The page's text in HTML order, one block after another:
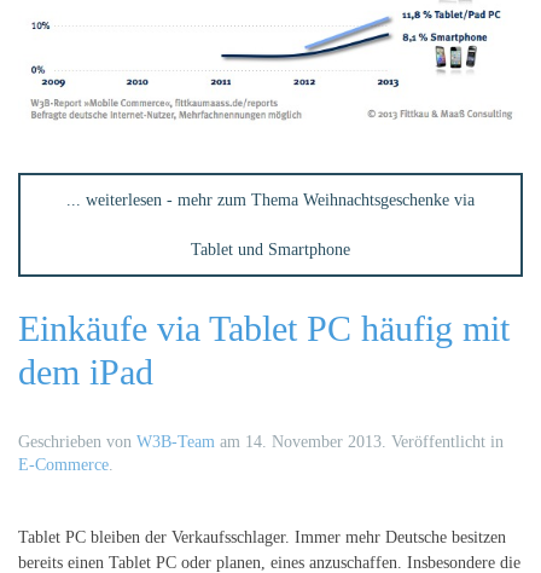
... weiterlesen - mehr zum Thema Weihnachtsgeschenke via
Tablet und Smartphone
Einkäufe via Tablet PC häufig mit
dem iPad
Geschrieben von W3B-Team am 14. November 2013. Veröffentlicht in
E-Commerce.
Tablet PC bleiben der Verkaufsschlager. Immer mehr Deutsche besitzen
bereits einen Tablet PC oder planen, eines anzuschaffen. Insbesondere die